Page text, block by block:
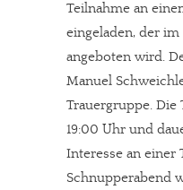
Teilnahme an
eingeladen, der im
angeboten wird.
Manuel
Trauergruppe.
19:00 Uhr und
Interesse an einer
Schnupperabend